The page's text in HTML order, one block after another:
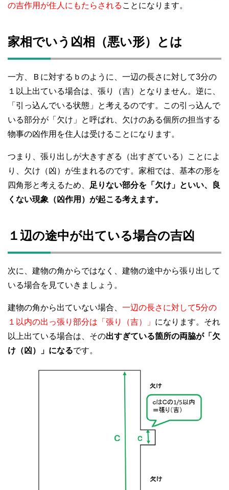
の吉作用が住人にもたらされる ことになります。
家相でいう凶相（悪い形）とは
一方、Ｂに対するｂのように、一辺の長さに対して3分の
１以上出ている場合は、張り（吉）となりません。逆に、
「引っ込んでいる状態」と考えるのです。この引っ込んで
いる部分が「欠け」と呼ばれ、欠けのある個所の担当する
物事の凶作用を住人は受けることになります。
つまり、張り出しが大きすぎる（出すぎている）ことによ
り、欠け（凶）が生まれるのです。家相では、基本の形を
四角形と考えるため、
足りない部分を「欠け」といい、良
くない現象（凶作用）が起こる考えます。
１辺の途中が出ている場合の吉凶
次に、建物の角からではなく、建物の途中から張り出して
いる場合を見ていきましょう。
建物の角から出ていない場合、 一辺の長さに対して5分の
１以内の出っ張り部分は「張り（吉）」 になります。それ
以上出ている場合は、その出すぎている箇所の両脇が「欠
け（凶）」になるです。